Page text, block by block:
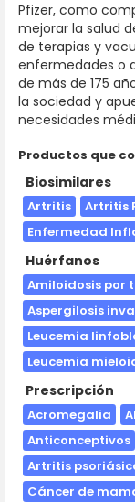
Pfizer, como
mejorar la salud
de terapias y
enfermedades o
de más de 175
la sociedad y
necesidades
Productos que
Biosimilares
Artritis Artritis
Enfermedad
Huérfanos
Amiloidosis por
Aspergilosis
Leucemia
Leucemia
Prescripción
Acromegalia
Anticonceptivos
Artritis
Cáncer de